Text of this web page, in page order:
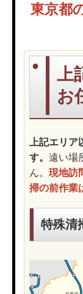
東京都
上
お
上記エリ
す。 遠い場
ん。 現地訪
掃の前作業
特殊清